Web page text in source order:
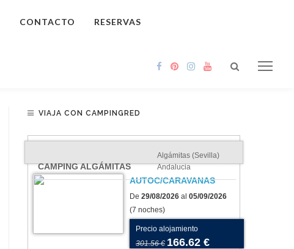
CONTACTO RESERVAS
VIAJA CON CAMPINGRED
CAMPING ALGÁMITAS
Algámitas (Sevilla)
Andalucia
AUTOC/CARAVANAS
De 29/08/2026 al 05/09/2026
(7 noches)
Precio alojamiento
301.56 € 166.62 €